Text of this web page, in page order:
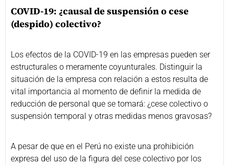
COVID-19: ¿causal de suspensión o cese
(despido) colectivo?
Los efectos de la COVID-19 en las empresas pueden ser
estructurales o meramente coyunturales. Distinguir la
situación de la empresa con relación a estos resulta de
vital importancia al momento de definir la medida de
reducción de personal que se tomará: ¿cese colectivo o
suspensión temporal y otras medidas menos gravosas?
A pesar de que en el Perú no existe una prohibición
expresa del uso de la figura del cese colectivo por los